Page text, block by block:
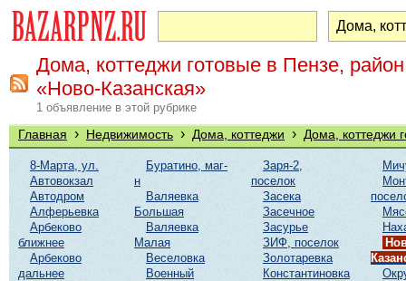
Дома, коттеджи готовые в Пензе, район
«Ново-Казанская»
1 объявление в этой рубрике
Главная › Недвижимость › Дома, коттеджи › Дома, коттеджи
8-Марта, ул.
Автовокзал
Автодром
Алферьевка
Арбеково
ближнее
Арбеково
дальнее
Буратино, маг-
н
Валяевка
Большая
Валяевка
Малая
Веселовка
Военный
Заря-2,
поселок
Засека
Засечное
Засурье
ЗИФ, поселок
Золотаревка
Константиновка